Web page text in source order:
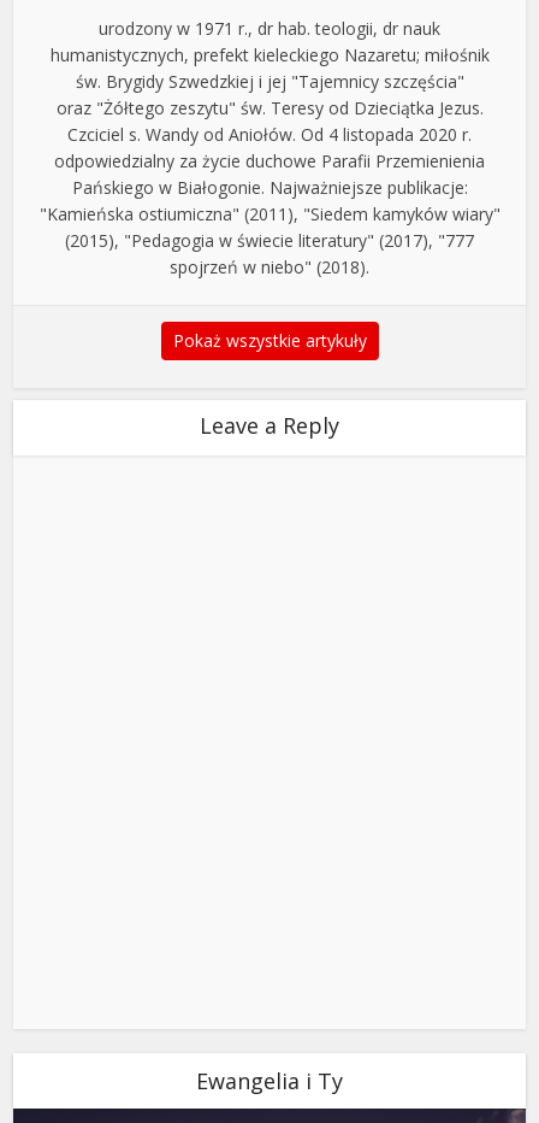
urodzony w 1971 r., dr hab. teologii, dr nauk
humanistycznych, prefekt kieleckiego Nazaretu; miłośnik
św. Brygidy Szwedzkiej i jej "Tajemnicy szczęścia"
oraz "Żółtego zeszytu" św. Teresy od Dzieciątka Jezus.
Czciciel s. Wandy od Aniołów. Od 4 listopada 2020 r.
odpowiedzialny za życie duchowe Parafii Przemienienia
Pańskiego w Białogonie. Najważniejsze publikacje:
"Kamieńska ostiumiczna" (2011), "Siedem kamyków wiary"
(2015), "Pedagogia w świecie literatury" (2017), "777
spojrzeń w niebo" (2018).
Pokaż wszystkie artykuły
Leave a Reply
Ewangelia i Ty